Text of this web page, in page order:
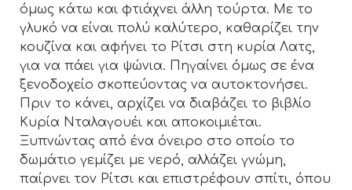
όμως κάτω και φτιάχνει άλλη τούρτα. Με το
γλυκό να είναι πολύ καλύτερο, καθαρίζει την
κουζίνα και αφήνει το Ρίτσι στη κυρία Λατς,
για να πάει για ψώνια. Πηγαίνει όμως σε ένα
ξενοδοχείο σκοπεύοντας να αυτοκτονήσει.
Πριν το κάνει, αρχίζει να διαβάζει το βιβλίο
Κυρία Νταλαγουέι και αποκοιμιέται.
Ξυπνώντας από ένα όνειρο στο οποίο το
δωμάτιο γεμίζει με νερό, αλλάζει γνώμη,
παίρνει τον Ρίτσι και επιστρέφουν σπίτι, όπου